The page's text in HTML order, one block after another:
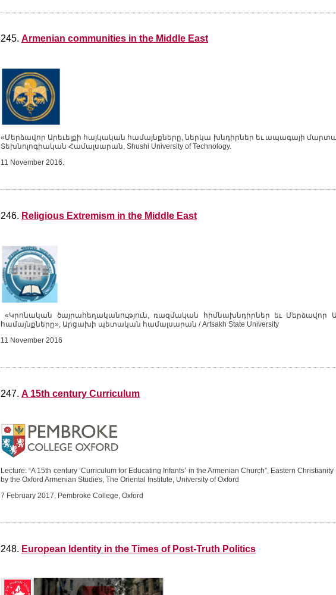
245. Armenian communities in the Middle East
«Մերձավոր Արեւելքի հայկական համայնքները, ներկա խնդիրներ եւ ապագայի
Տեխնոլոգիական Համալսարան, Shushi University of Technology.
11 November 2016.
246. Religious Extremism in the Middle East
«Կրոնական ծայրահեղականություն, ռազմական հիմնախնդիրներ եւ Մերձավոր
համայնքները», Արցախի պետական համալսարան / Artsakh State University
11 November 2016
247. A 15th century Curriculum
Lecture: “A 15th century ‘Curriculum for Educating Infants’ in the Armenian Church”, Eastern
by the Oxford Armenian Studies, The Oriental Institute, University of Oxford
7 February 2017, Pembroke College, Oxford
248. European Identity in the Times of Post-Truth Politics